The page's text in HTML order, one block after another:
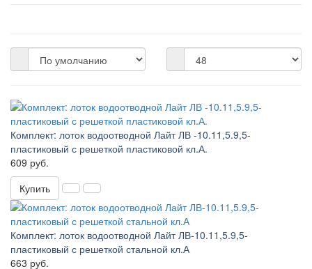
Комплект: лоток водоотводной Лайт ЛВ -10.11,5.9,5-
пластиковый с решеткой пластиковой кл.А.
609 руб.
Купить
Комплект: лоток водоотводной Лайт ЛВ-10.11,5.9,5-
пластиковый с решеткой стальной кл.А
663 руб.